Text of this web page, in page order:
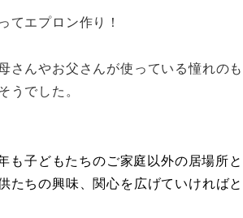
てエプロン作り！
さんやお父さんが使っている憧れの
うでした。
も子どもたちのご家庭以外の居場所
たちの興味、関心を広げていければと